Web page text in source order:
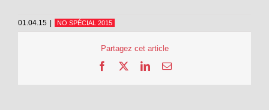
01.04.15 | NO SPÉCIAL 2015
Partagez cet article
Facebook LinkedInEmail